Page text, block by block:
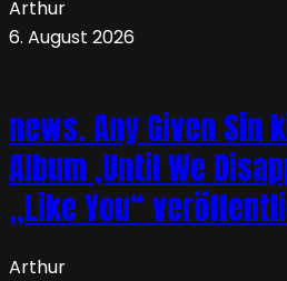
Arthur
6. August 2026
news. Any Given Sin
Album ‚Until We
„Like You“
Arthur